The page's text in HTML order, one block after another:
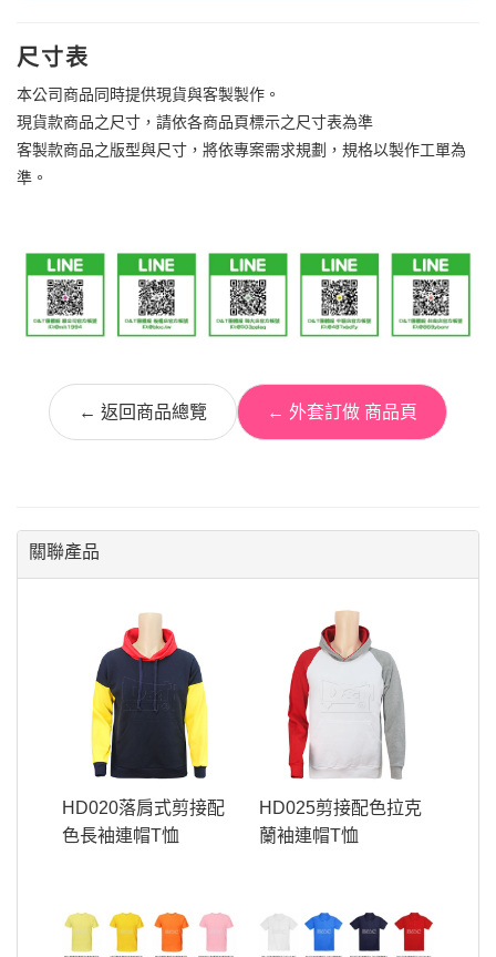
尺寸表
本公司商品同時提供現貨與客製製作。
現貨款商品之尺寸，請依各商品頁標示之尺寸表為準
客製款商品之版型與尺寸，將依專案需求規劃，規格以製作工單為
準。
← 返回商品總覽 ← 外套訂做 商品頁
關聯產品
HD020落肩式剪接配
色長袖連帽T恤
HD025剪接配色拉克
蘭袖連帽T恤